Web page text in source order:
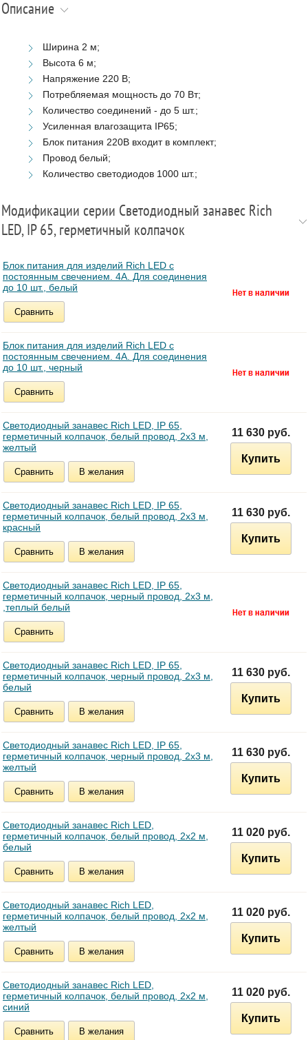
Описание
Ширина 2 м;
Высота 6 м;
Напряжение 220 В;
Потребляемая мощность до 70 Вт;
Количество соединений - до 5 шт.;
Усиленная влагозащита IP65;
Блок питания 220В входит в комплект;
Провод белый;
Количество светодиодов 1000 шт.;
Модификации серии Светодиодный занавес Rich
LED, IP 65, герметичный колпачок
Блок питания для изделий Rich LED с
постоянным свечением. 4А. Для соединения
до 10 шт., белый
Сравнить
Блок питания для изделий Rich LED с
постоянным свечением. 4А. Для соединения
до 10 шт., черный
Сравнить
Светодиодный занавес Rich LED, IP 65,
герметичный колпачок, белый провод, 2х3 м,
желтый
Сравнить В желания
11 630 руб.
Купить
Светодиодный занавес Rich LED, IP 65,
герметичный колпачок, белый провод, 2х3 м,
красный
Сравнить В желания
11 630 руб.
Купить
Светодиодный занавес Rich LED, IP 65,
герметичный колпачок, черный провод, 2х3 м,
,теплый белый
Сравнить
Светодиодный занавес Rich LED, IP 65,
герметичный колпачок, черный провод, 2х3 м,
белый
Сравнить В желания
11 630 руб.
Купить
Светодиодный занавес Rich LED, IP 65,
герметичный колпачок, черный провод, 2х3 м,
желтый
Сравнить В желания
11 630 руб.
Купить
Светодиодный занавес Rich LED,
герметичный колпачок, белый провод, 2х2 м,
белый
Сравнить В желания
11 020 руб.
Купить
Светодиодный занавес Rich LED,
герметичный колпачок, белый провод, 2х2 м,
желтый
Сравнить В желания
11 020 руб.
Купить
Светодиодный занавес Rich LED,
герметичный колпачок, белый провод, 2х2 м,
синий
Сравнить В желания
11 020 руб.
Купить